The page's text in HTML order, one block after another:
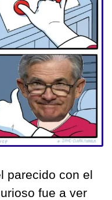
parecido con el
fue a ver